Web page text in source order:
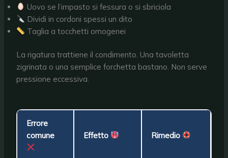
Uovo se l’impasto si fessura o si sbriciola
Dividi in cordoni spessi un dito
Taglia a tocchetti omogenei
La rigatura trattiene il condimento. Una tavoletta
zigrinata o una semplice forchetta bastano. Non serve
pressione eccessiva.
Errore
comune
Effetto Rimedio